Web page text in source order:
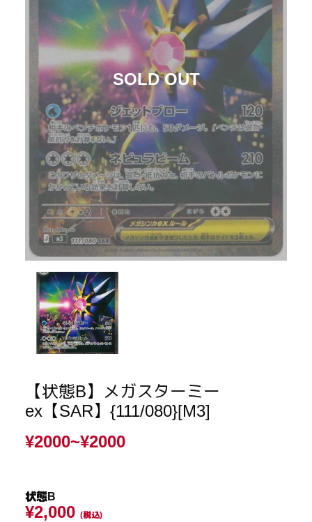
【状態B】メガスターミー
ex【SAR】{111/080}[M3]
¥2000~¥2000
状態B
¥2,000 (税込)